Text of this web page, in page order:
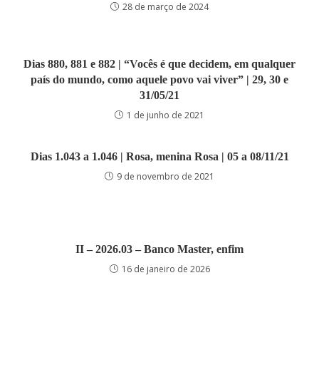
28 de março de 2024
Dias 880, 881 e 882 | “Vocês é que decidem, em qualquer
país do mundo, como aquele povo vai viver” | 29, 30 e
31/05/21
1 de junho de 2021
Dias 1.043 a 1.046 | Rosa, menina Rosa | 05 a 08/11/21
9 de novembro de 2021
II – 2026.03 – Banco Master, enfim
16 de janeiro de 2026